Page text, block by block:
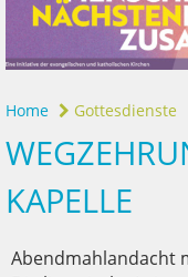
Home Gottesdienste
KAPELLE
Abendmahlandacht